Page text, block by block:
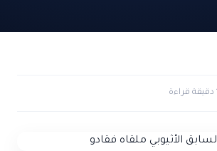
و اللغوي في القرآن
في القرآن